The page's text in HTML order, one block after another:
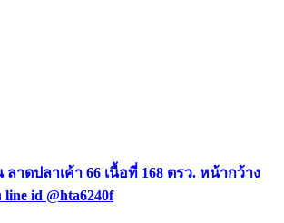
าดปลาเค้า 66 เนื้อที่ 168 ตรว. หน้ากว้าง
id @hta6240f